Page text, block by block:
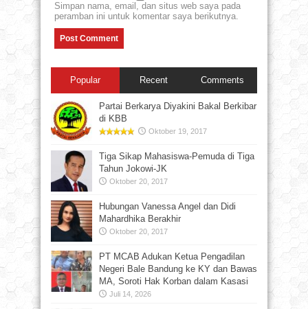
Simpan nama, email, dan situs web saya pada
peramban ini untuk komentar saya berikutnya.
Popular Recent Comments
Partai Berkarya Diyakini Bakal Berkibar
di KBB
Oktober 19, 2017
Tiga Sikap Mahasiswa-Pemuda di Tiga
Tahun Jokowi-JK
Oktober 20, 2017
Hubungan Vanessa Angel dan Didi
Mahardhika Berakhir
Oktober 20, 2017
PT MCAB Adukan Ketua Pengadilan
Negeri Bale Bandung ke KY dan Bawas
MA, Soroti Hak Korban dalam Kasasi
Juli 14, 2026